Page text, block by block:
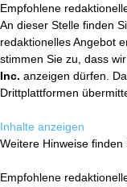
Empfohlene
An dieser Stelle finden
redaktionelles Angebot
stimmen Sie zu, dass
Inc. anzeigen dürfen.
Drittplattformen
Inhalte anzeigen
Weitere Hinweise finden
Empfohlene